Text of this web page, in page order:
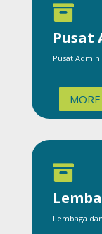

Pusat
Pusat
MORE

Lembaga